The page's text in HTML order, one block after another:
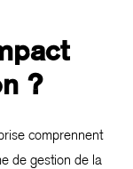
?
comprennent
de gestion de la